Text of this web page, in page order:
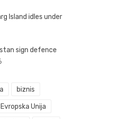
Island idles under
sign defence
biznis
Evropska Unija